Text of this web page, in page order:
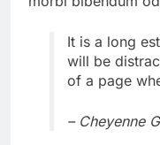
It is a long
will be
of a page
– Cheyenne